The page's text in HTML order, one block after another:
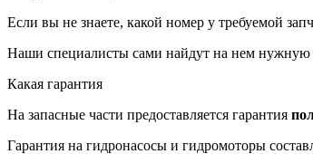
Если вы не знаете, какой номер у требуемой
Наши специалисты сами найдут на нем
Какая гарантия
На запасные части предоставляется гарантия
Гарантия на гидронасосы и гидромоторы